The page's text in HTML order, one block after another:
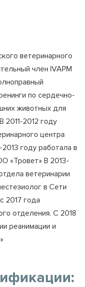
ветеринарного
член IVAPM
по сердечно-
животных для
2011-2012 году
центра
году работала в
«Тровет» В 2013-
ветеринарии
в Сети
2017 года
отделения. С 2018
реанимации и